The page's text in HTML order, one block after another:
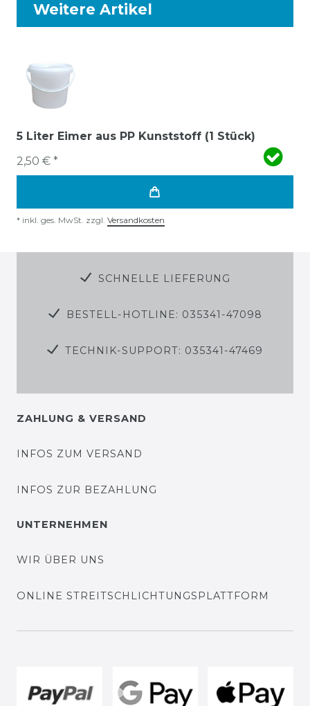
Weitere Artikel
5 Liter Eimer aus PP Kunststoff (1 Stück)
2,50 € *
* inkl. ges. MwSt. zzgl. Versandkosten
SCHNELLE LIEFERUNG
BESTELL-HOTLINE: 035341-47098
TECHNIK-SUPPORT: 035341-47469
ZAHLUNG & VERSAND
INFOS ZUM VERSAND
INFOS ZUR BEZAHLUNG
UNTERNEHMEN
WIR ÜBER UNS
ONLINE STREITSCHLICHTUNGSPLATTFORM